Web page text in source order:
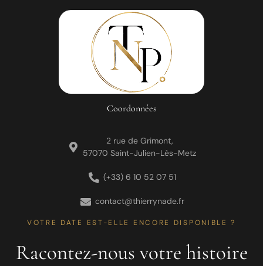
Coordonnées
2 rue de Grimont,
57070 Saint-Julien-Lès-Metz
(+33) 6 10 52 07 51
contact@thierrynade.fr
VOTRE DATE EST-ELLE ENCORE DISPONIBLE ?
Racontez-nous votre histoire